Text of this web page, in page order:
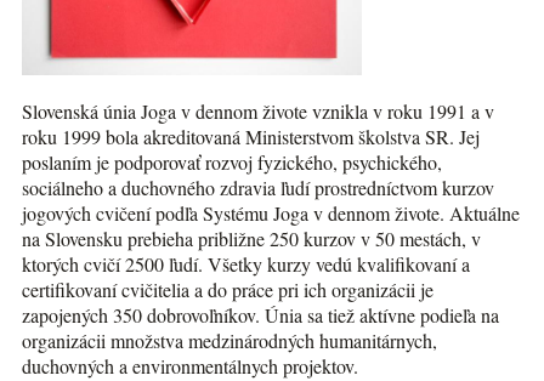
Slovenská únia Joga v dennom živote vznikla v roku 1991 a v
roku 1999 bola akreditovaná Ministerstvom školstva SR. Jej
poslaním je podporovať rozvoj fyzického, psychického,
sociálneho a duchovného zdravia ľudí prostredníctvom kurzov
jogových cvičení podľa Systému Joga v dennom živote. Aktuálne
na Slovensku prebieha približne 250 kurzov v 50 mestách, v
ktorých cvičí 2500 ľudí. Všetky kurzy vedú kvalifikovaní a
certifikovaní cvičitelia a do práce pri ich organizácii je
zapojených 350 dobrovoľníkov. Únia sa tiež aktívne podieľa na
organizácii množstva medzinárodných humanitárnych,
duchovných a environmentálnych projektov.